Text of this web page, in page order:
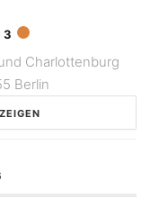
3
Charlottenburg
Berlin